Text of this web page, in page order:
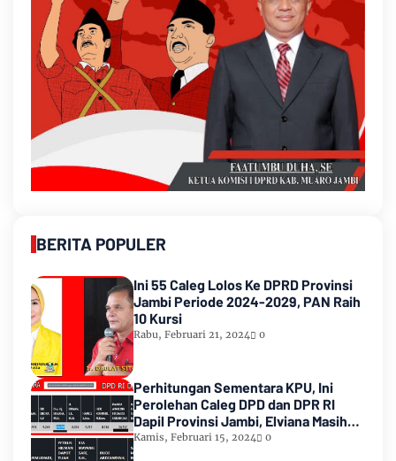
BERITA POPULER
Ini 55 Caleg Lolos Ke DPRD Provinsi
Jambi Periode 2024-2029, PAN Raih
10 Kursi
Rabu, Februari 21, 2024 0
Perhitungan Sementara KPU, Ini
Perolehan Caleg DPD dan DPR RI
Dapil Provinsi Jambi, Elviana Masih
Urutan Kedua Teratas
Kamis, Februari 15, 2024 0